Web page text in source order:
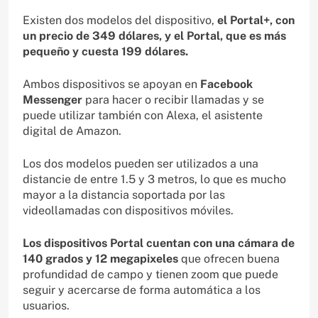
Existen dos modelos del dispositivo, el Portal+, con
un precio de 349 dólares, y el Portal, que es más
pequeño y cuesta 199 dólares.
Ambos dispositivos se apoyan en Facebook
Messenger para hacer o recibir llamadas y se
puede utilizar también con Alexa, el asistente
digital de Amazon.
Los dos modelos pueden ser utilizados a una
distancie de entre 1.5 y 3 metros, lo que es mucho
mayor a la distancia soportada por las
videollamadas con dispositivos móviles.
Los dispositivos Portal cuentan con una cámara de
140 grados y 12 megapixeles que ofrecen buena
profundidad de campo y tienen zoom que puede
seguir y acercarse de forma automática a los
usuarios.